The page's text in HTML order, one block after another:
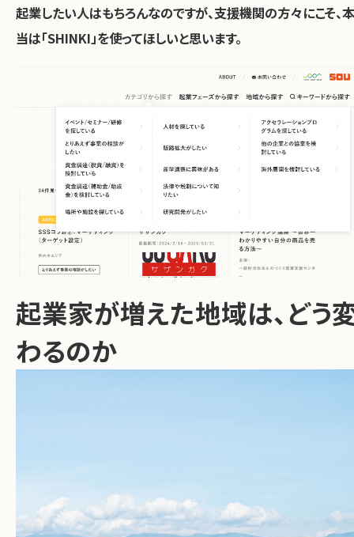
起業したい人はもちろんなのですが、支援機関の方々にこそ、本
当は「SHINKI」を使ってほしいと思います。
起業家が増えた地域は、どう
わるのか